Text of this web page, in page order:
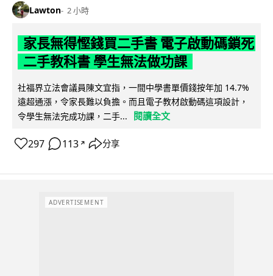
Lawton 2 小時
家長無得慳錢買二手書 電子啟動碼鎖死
二手教科書 學生無法做功課
社福界立法會議員陳文宜指，一間中學書單價錢按年加 14.7%
遠超通漲，令家長難以負擔。而且電子教材啟動碼這項設計，
令學生無法完成功課，二手...
閱讀全文
297 113 ↗ 分享
ADVERTISEMENT